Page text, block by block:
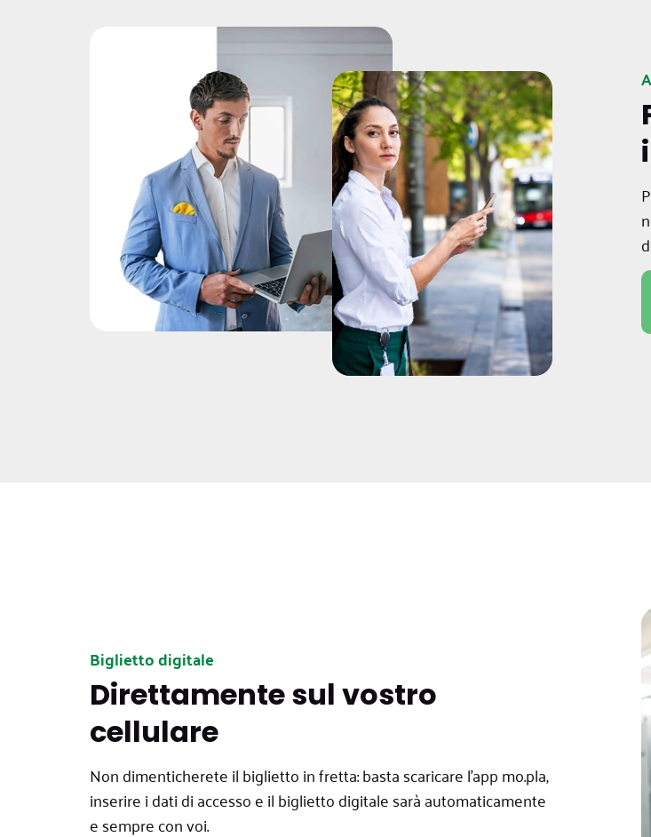
Biglietto digitale
Direttamente sul vostro
cellulare
Non dimenticherete il biglietto in fretta: basta scaricare l'app mo.pla,
inserire i dati di accesso e il biglietto digitale sarà automaticamente
e sempre con voi.